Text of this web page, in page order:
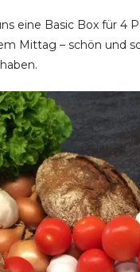
eine Basic Box für 4
Mittag – schön und